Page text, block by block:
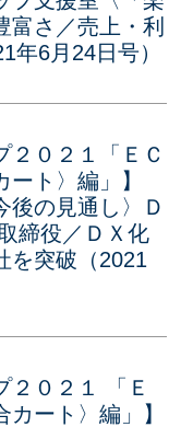
富さ／売上・利
年6月24日号）
２０２１「ＥＣ
ト〉編」】
後の見通し〉Ｄ
締役／ＤＸ化
を突破（2021
２０２１ 「Ｅ
ート〉編」】